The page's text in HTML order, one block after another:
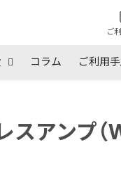
ご
コラム ご利用
スアンプ